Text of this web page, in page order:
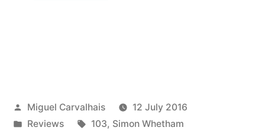
Posted
by
Miguel Carvalhais
12 July 2016
Posted
Reviews Tags:
103, Simon Whetham